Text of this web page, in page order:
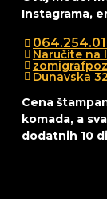
Instagrama,
Naručite na
Dunavska
Cena
komada, a
dodatnih 10